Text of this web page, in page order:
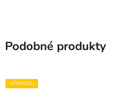
Podobné produkty
VÝPRODEJ